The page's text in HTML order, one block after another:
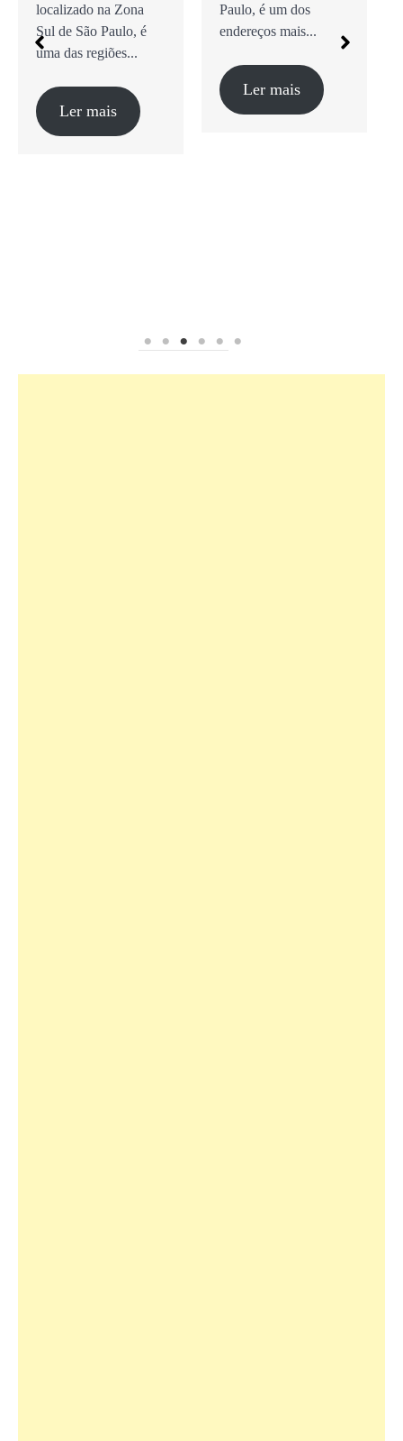
localizado na Zona
Sul de São Paulo, é
uma das regiões...
Ler mais
Paulo, é um dos
endereços mais...
Ler mais